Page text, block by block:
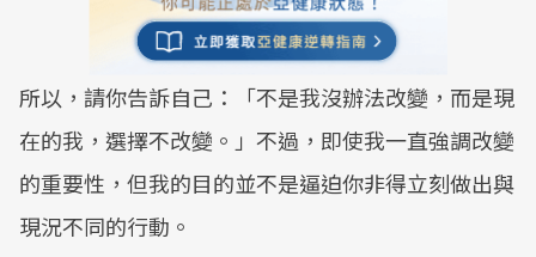
所以，請你告訴自己：「不是我沒辦法改變，而是現
在的我，選擇不改變。」不過，即使我一直強調改變
的重要性，但我的目的並不是逼迫你非得立刻做出與
現況不同的行動。